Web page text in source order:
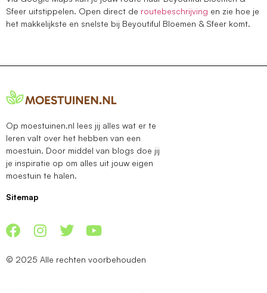
Sfeer uitstippelen. Open direct de routebeschrijving en zie hoe je
het makkelijkste en snelste bij Beyoutiful Bloemen & Sfeer komt.
Op moestuinen.nl lees jij alles wat er te
leren valt over het hebben van een
moestuin. Door middel van blogs doe jij
je inspiratie op om alles uit jouw eigen
moestuin te halen.
Sitemap
© 2025 Alle rechten voorbehouden